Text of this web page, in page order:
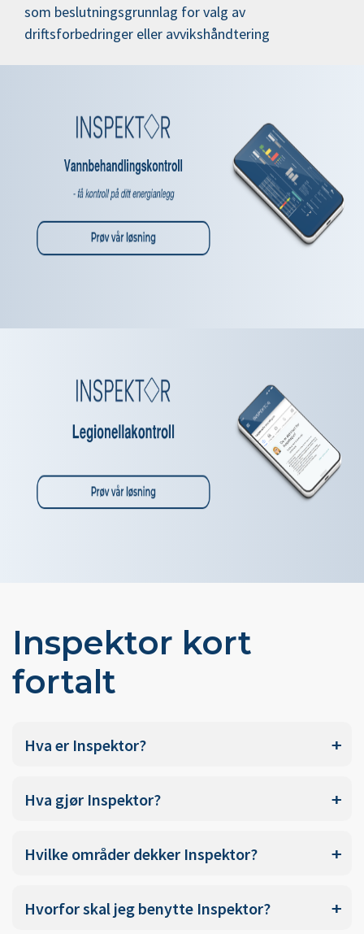
som beslutningsgrunnlag for valg av
driftsforbedringer eller avvikshåndtering
Inspektor kort
fortalt
Hva er Inspektor?
Hva gjør Inspektor?
Hvilke områder dekker Inspektor?
Hvorfor skal jeg benytte Inspektor?